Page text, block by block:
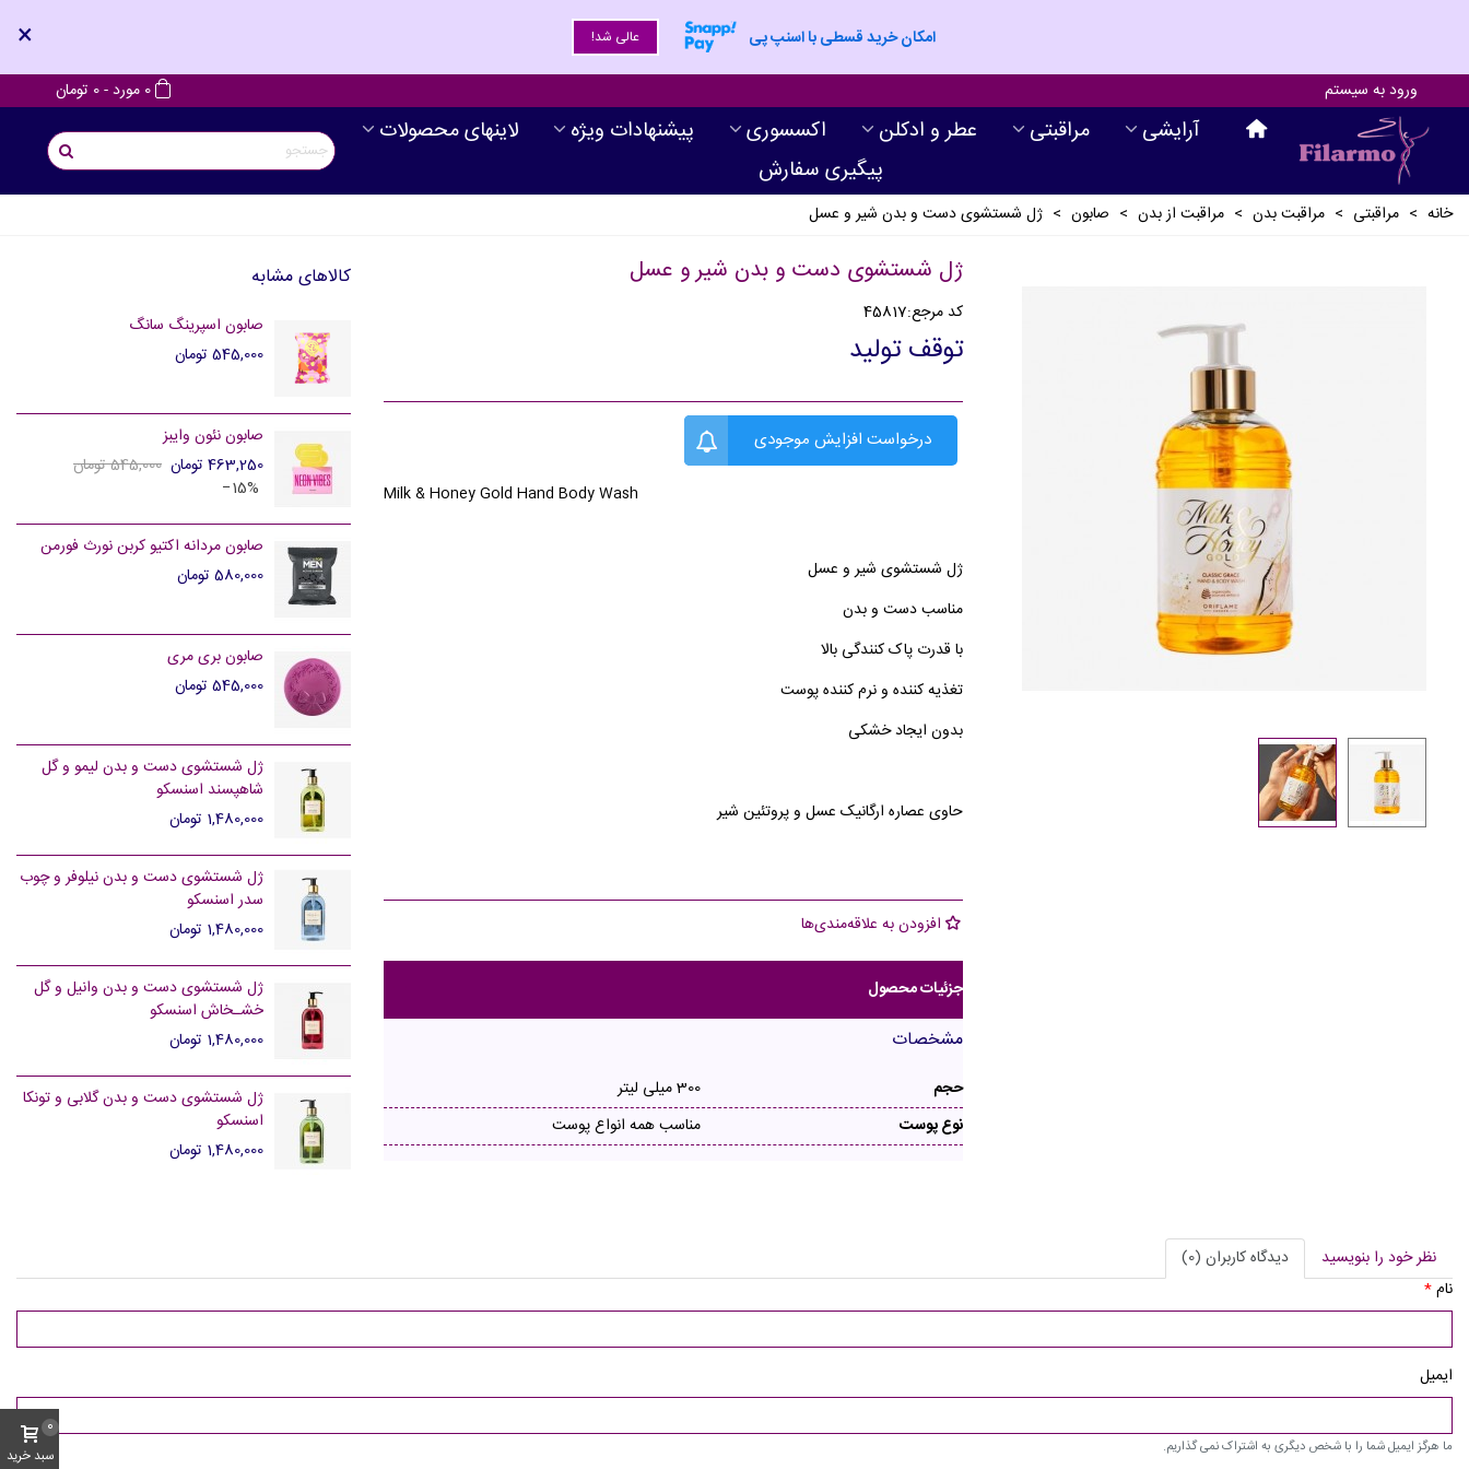
امکان خرید قسطی با اسنپ پی عالی شد! ×
ورود به سیستم 0 مورد-0 تومان
آرايشی مراقبتی عطر و ادکلن اکسسوری پیشنهادات ویژه
لاینهای محصولات
پیگیری سفارش
خانه > مراقبتی > مراقبت بدن > مراقبت از بدن > صابون > ژل شستشوی دست و بدن شیر و عسل
ژل شستشوی دست و بدن شیر و عسل
کد مرجع:45817
توقف تولید
درخواست افزایش موجودی
Milk & Honey Gold Hand Body Wash
ژل شستشوی شیر و عسل
مناسب دست و بدن
با قدرت پاک کنندگی بالا
تغذیه کننده و نرم کننده پوست
بدون ایجاد خشکی
حاوی عصاره ارگانیک عسل و پروتئین شیر
افزودن به علاقه‌مندی‌ها
جزئیات محصول
مشخصات
حجم
300 میلی لیتر
نوع پوست
مناسب همه انواع پوست
کالاهای مشابه
صابون اسپرینگ سانگ
545,000 تومان
صابون نئون وایبز
463,250 تومان
545,000 تومان
‎−15%
صابون مردانه اکتیو کربن نورث فورمن
580,000 تومان
صابون بری مری
545,000 تومان
ژل شستشوی دست و بدن لیمو و گل
شاهپسند اسنسکو
1,480,000 تومان
ژل شستشوی دست و بدن نیلوفر و چوب
سدر اسنسکو
1,480,000 تومان
ژل شستشوی دست و بدن وانیل و گل
خشـخاش اسنسکو
1,480,000 تومان
ژل شستشوی دست و بدن گلابی و تونکا
اسنسکو
1,480,000 تومان
نظر خود را بنویسید
دیدگاه کاربران (0)
نام*
ایمیل
ما هرگز ایمیل شما را با شخص دیگری به اشتراک نمی گذاریم. سبد خرید
0